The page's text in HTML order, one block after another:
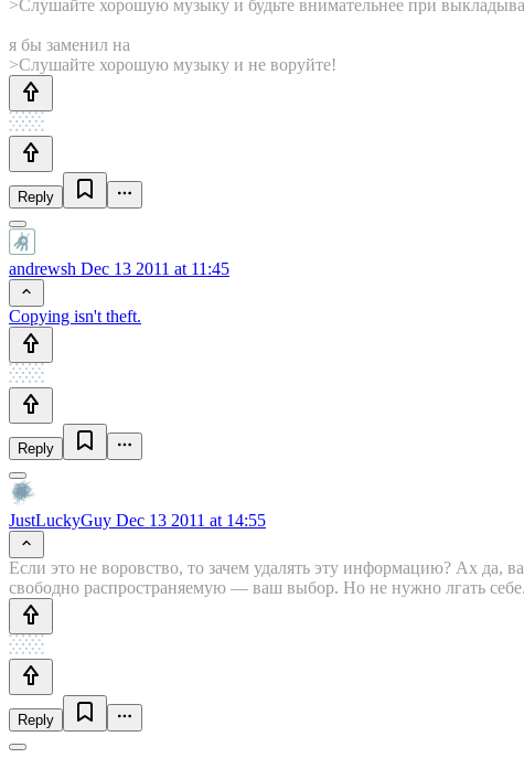
>Слушайте хорошую музыку и будьте внимательнее при
я бы заменил на
>Слушайте хорошую музыку и не воруйте!
Reply
andrewsh Dec 13 2011 at 11:45
Copying isn't theft.
Reply
JustLuckyGuy Dec 13 2011 at 14:55
Если это не воровство, то зачем удалять эту информацию? Ах да,
свободно распространяемую — ваш выбор. Но не нужно лгать себе.
Reply